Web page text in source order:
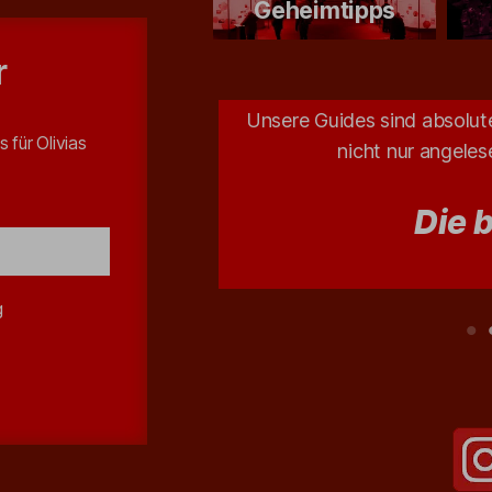
für Olivias
Geheimtipps
Unsere Guides sind
nicht nur
Die